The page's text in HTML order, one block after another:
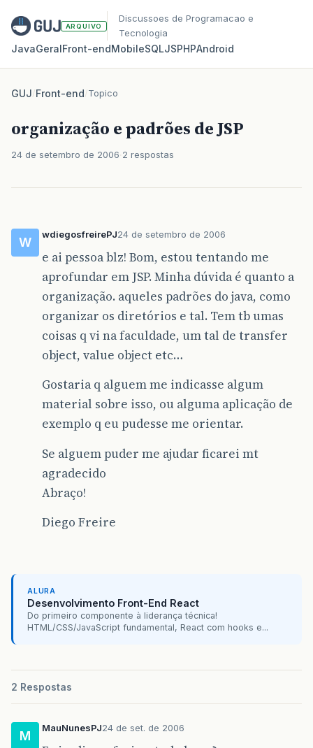
ARQUIVO
Discussoes de Programacao e
Tecnologia
JavaGeralFront‑endMobileSQLJSPHPAndroid
GUJ/Front-end/Topico
organização e padrões de JSP
24 de setembro de 2006 2 respostas
W
wdiegosfreirePJ24 de setembro de 2006
e ai pessoa blz! Bom, estou tentando me
aprofundar em JSP. Minha dúvida é quanto a
organização. aqueles padrões do java, como
organizar os diretórios e tal. Tem tb umas
coisas q vi na faculdade, um tal de transfer
object, value object etc…
Gostaria q alguem me indicasse algum
material sobre isso, ou alguma aplicação de
exemplo q eu pudesse me orientar.
Se alguem puder me ajudar ficarei mt
agradecido
Abraço!
Diego Freire
ALURA
Desenvolvimento Front-End React
Do primeiro componente à liderança técnica!
HTML/CSS/JavaScript fundamental, React com hooks e...
2 Respostas
M
MauNunesPJ24 de set. de 2006